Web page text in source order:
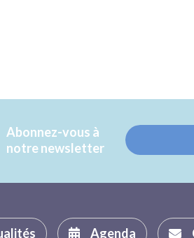
Abonnez-vous à
notre newsletter
Agenda